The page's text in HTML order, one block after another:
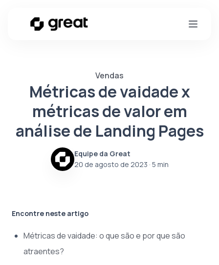
Vendas
Métricas de vaidade x
métricas de valor em
análise de Landing Pages
Equipe da Great
20 de agosto de 2023 · 5 min
Encontre neste artigo
Métricas de vaidade: o que são e por que são
atraentes?